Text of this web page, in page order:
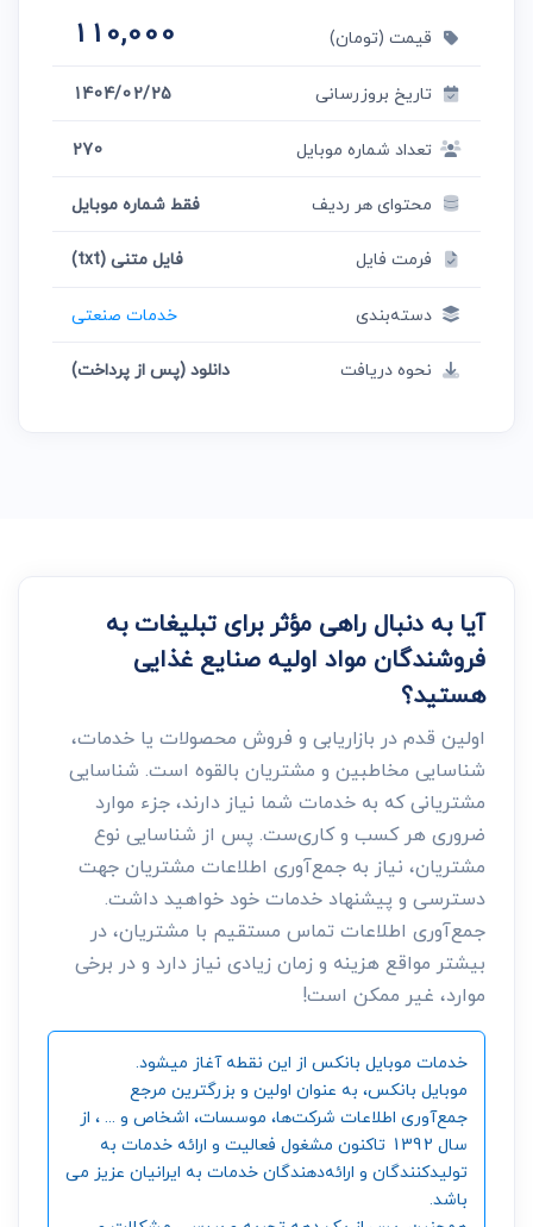
قیمت (تومان) 110,000
تاریخ بروزرسانی
1404/02/25
تعداد شماره موبایل
270
محتوای هر ردیف
فقط شماره موبایل
فرمت فایل
فایل متنی (txt)
دسته‌بندی
خدمات صنعتی
نحوه دریافت
دانلود (پس از پرداخت)
آیا به دنبال راهی مؤثر برای تبلیغات به
فروشندگان مواد اولیه صنایع غذایی
هستید؟
اولین قدم در بازاریابی و فروش محصولات یا خدمات،
شناسایی مخاطبین و مشتریان بالقوه است. شناسایی
مشتریانی که به خدمات شما نیاز دارند، جزء موارد
ضروری هر کسب و کاری‌ست. پس از شناسایی نوع
مشتریان، نیاز به جمع‌آوری اطلاعات مشتریان جهت
دسترسی و پیشنهاد خدمات خود خواهید داشت.
جمع‌آوری اطلاعات تماس مستقیم با مشتریان، در
بیشتر مواقع هزینه و زمان زیادی نیاز دارد و در برخی
موارد، غیر ممکن است!
خدمات موبایل بانکس از این نقطه آغاز میشود.
موبایل بانکس، به عنوان اولین و بزرگترین مرجع
جمع‌آوری اطلاعات شرکت‌ها، موسسات، اشخاص و ... ، از
سال 1392 تاکنون مشغول فعالیت و ارائه خدمات به
تولیدکنندگان و ارائه‌دهندگان خدمات به ایرانیان عزیز می
باشد.